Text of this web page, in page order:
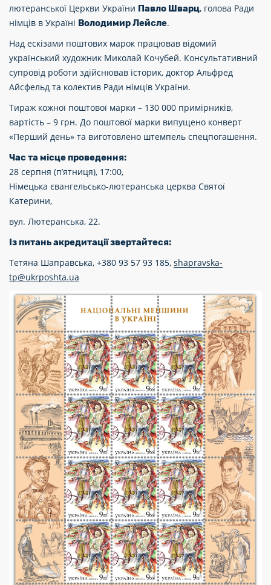
лютеранської Церкви України Павло Шварц, голова Ради
німців в Україні Володимир Лейсле.
Над ескізами поштових марок працював відомий
український художник Миколай Кочубей. Консультативний
супровід роботи здійснював історик, доктор Альфред
Айсфельд та колектив Ради німців України.
Тираж кожної поштової марки – 130 000 примірників,
вартість – 9 грн. До поштової марки випущено конверт
«Перший день» та виготовлено штемпель спецпогашення.
Час та місце проведення:
28 серпня (п’ятниця), 17:00,
Німецька євангельсько-лютеранська церква Святої
Катерини,
вул. Лютеранська, 22.
Із питань акредитації звертайтеся:
Тетяна Шаправська, +380 93 57 93 185, shapravska-
tp@ukrposhta.ua